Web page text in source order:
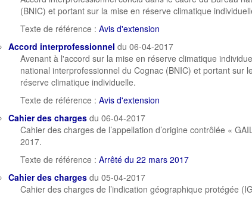
(BNIC) et portant sur la mise en réserve climatique
Texte de référence : Avis d'extension
Accord interprofessionnel du 06-04-2017
Avenant à l'accord sur la mise en réserve climatique
national interprofessionnel du Cognac (BNIC) et portant sur
réserve climatique individuelle.
Texte de référence : Avis d'extension
Cahier des charges du 06-04-2017
Cahier des charges de l’appellation d’origine contrôlée «
2017.
Texte de référence : Arrêté du 22 mars 2017
Cahier des charges du 05-04-2017
Cahier des charges de l’indication géographique protégée